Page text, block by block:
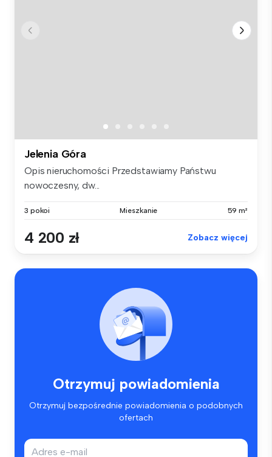
Jelenia Góra
Opis nieruchomości Przedstawiamy Państwu
nowoczesny, dw...
3 pokoi Mieszkanie 59 m²
4 200 zł Zobacz więcej
Otrzymuj powiadomienia
Otrzymuj bezpośrednie powiadomienia o podobnych
ofertach